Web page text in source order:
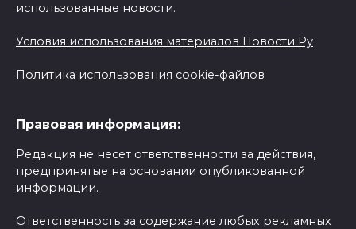
использованные новости.
Условия использования материалов Новости Ру
Политика использования cookie-файлов
Правовая информация:
Редакция не несет ответственности за действия,
предпринятые на основании опубликованной
информации.
Ответственность за содержание любых рекламных